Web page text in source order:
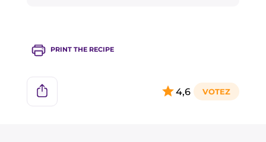
On peut opter pour des clous de girofle, de la
d’orange ou de citron en alternative !
PRINT THE RECIPE
4,6